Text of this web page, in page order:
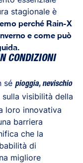
stagionale è
perché Rain-X
e come può
CONDIZIONI
sé pioggia, nevischio
visibilità della
loro innovativa
barriera
che la
di
migliore